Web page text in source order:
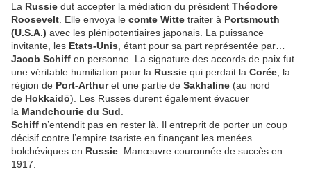
La Russie dut accepter la médiation du président Théodore
Roosevelt . Elle envoya le comte Witte traiter à Portsmouth
(U.S.A.) avec les plénipotentiaires japonais. La puissance
invitante, les Etats-Unis , étant pour sa part représentée par…
Jacob Schiff en personne. La signature des accords de paix fut
une véritable humiliation pour la Russie qui perdait la Corée , la
région de Port-Arthuret une partie de Sakhaline (au nord
de Hokkaidō). Les Russes durent également évacuer
la Mandchourie du Sud
Schiff n’entendit pas en rester là. Il entreprit de porter un coup
décisif contre l’empire tsariste en finançant les menées
bolchéviques en Russie . Manœuvre couronnée de succès en
1917.